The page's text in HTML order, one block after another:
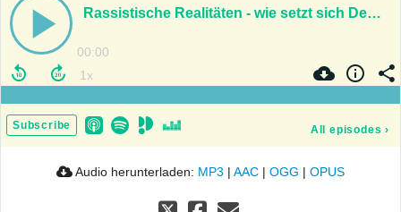
Rassistische Realitäten - wie setzt sich Deutschland mit Rassismus auseinander?
00:00
Subscribe All episodes ›
Audio herunterladen: MP3 | AAC | OGG | OPUS